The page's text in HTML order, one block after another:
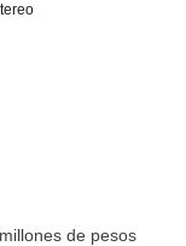
de pesos